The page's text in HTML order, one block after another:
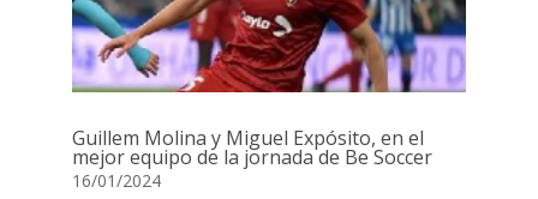
Guillem Molina y Miguel Expósito, en el
mejor equipo de la jornada de Be Soccer
16/01/2024